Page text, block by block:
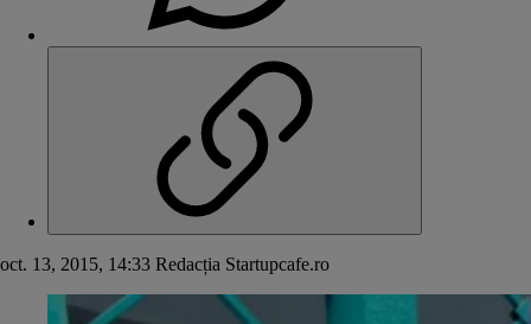
oct. 13, 2015, 14:33 Redacția Startupcafe.ro